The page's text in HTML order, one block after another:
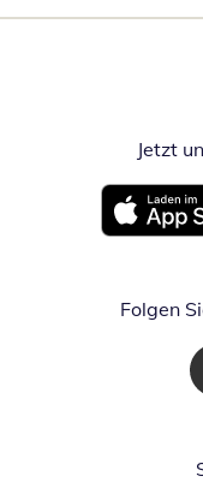
Jetzt
Öffnet in
Folgen